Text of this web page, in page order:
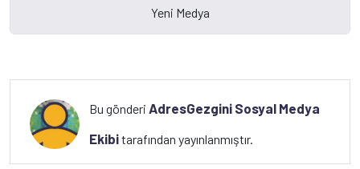
Bu gönderiAdresGezgini Sosyal Medya
Ekibitarafından yayınlanmıştır.